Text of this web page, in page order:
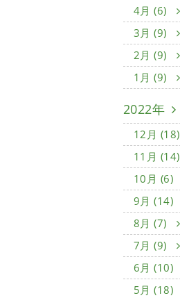
4月 (6)
3月 (9)
2月 (9)
1月 (9)
2022年
12月 (18)
11月 (14)
10月 (6)
9月 (14)
8月 (7)
7月 (9)
6月 (10)
5月 (18)